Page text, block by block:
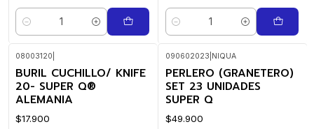
Quantidade Quantidade
08003120
BURIL CUCHILLO/ KNIFE
20- SUPER Q®
ALEMANIA
$17.900
090602023 NIQUA
PERLERO (GRANETERO)
SET 23 UNIDADES
SUPER Q
$49.900